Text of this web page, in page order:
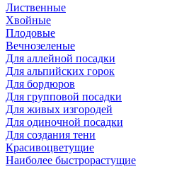
Лиственные
Хвойные
Плодовые
Вечнозеленые
Для аллейной посадки
Для альпийских горок
Для бордюров
Для групповой посадки
Для живых изгородей
Для одиночной посадки
Для создания тени
Красивоцветущие
Наиболее быстрорастущие